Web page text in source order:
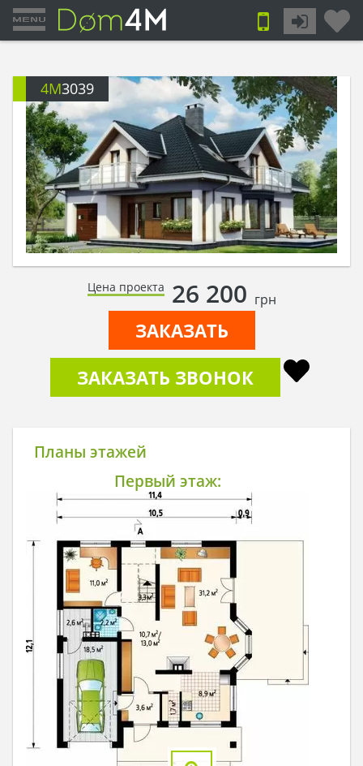
4M3039
Цена проекта 26 200 грн
ЗАКАЗАТЬ
ЗАКАЗАТЬ ЗВОНОК
Планы этажей
Первый этаж: